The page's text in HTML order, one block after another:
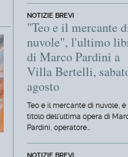
NOTIZIE BREVI
"Teo e il mercante
nuvole", l'ultimo
di Marco Pardini a
Villa Bertelli,
agosto
Teo e il mercante di nuvole, è
titolo dell'ultima opera di
Pardini, operatore…
NOTIZIE BREVI